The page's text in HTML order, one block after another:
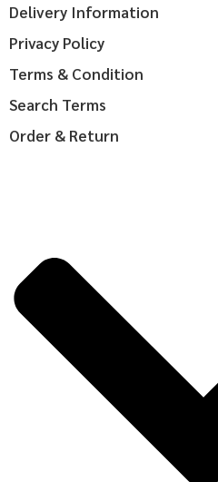
Delivery Information
Privacy Policy
Terms & Condition
Search Terms
Order & Return